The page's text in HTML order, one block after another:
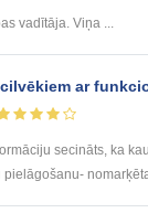
vadītāja. Viņa ...
ar
secināts, ka